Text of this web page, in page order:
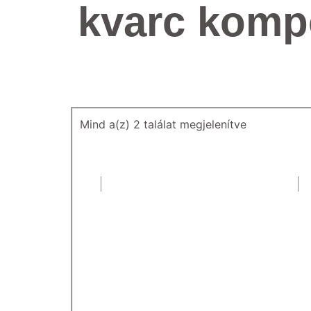
kvarc
Mind a(z) 2 találat megjelenítve